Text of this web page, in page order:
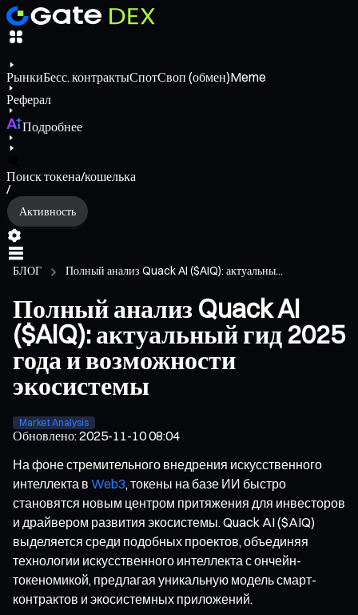
РынкиБесс. контрактыСпотСвоп (обмен)Meme
Реферал
Подробнее
Поиск токена/кошелька
/
Активность
БЛОГ Полный анализ Quack AI ($AIQ): актуальны...
Полный анализ Quack AI
($AIQ): актуальный гид 2025
года и возможности
экосистемы
Market Analysis
Обновлено:2025-11-10 08:04
На фоне стремительного внедрения искусственного
интеллекта в Web3, токены на базе ИИ быстро
становятся новым центром притяжения для инвесторов
и драйвером развития экосистемы. Quack AI ($AIQ)
выделяется среди подобных проектов, объединяя
технологии искусственного интеллекта с ончейн-
токеномикой, предлагая уникальную модель смарт-
контрактов и экосистемных приложений.